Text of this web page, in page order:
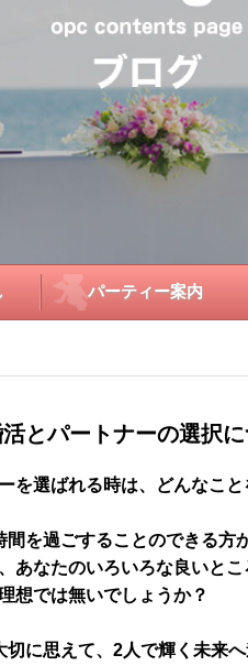
パーティー案内
とパートナーの選択
を選ばれる時は、どんなこ
を過ごすることのできる方
あなたのいろいろな良いと
想では無いでしょうか？
に思えて、2人で輝く未来